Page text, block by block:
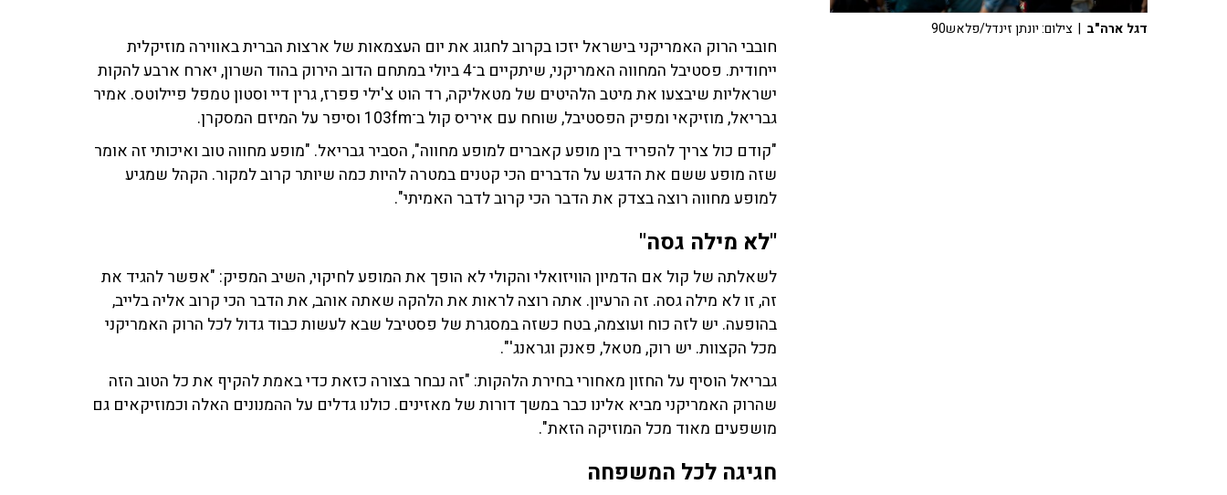
חובבי הרוק האמריקני בישראל יזכו בקרוב לחגוג את יום העצמאות של ארצות הברית באווירה מוזיקלית
ייחודית. פסטיבל המחווה האמריקני, שיתקיים ב־4 ביולי במתחם הדוב הירוק בהוד השרון, יארח ארבע להקות
ישראליות שיבצעו את מיטב הלהיטים של מטאליקה, רד הוט צ'ילי פפרז, גרין דיי וסטון טמפל פיילוטס. אמיר
גבריאל, מוזיקאי ומפיק הפסטיבל, שוחח עם איריס קול ב־103fm וסיפר על המיזם המסקרן.
"קודם כול צריך להפריד בין מופע קאברים למופע מחווה", הסביר גבריאל. "מופע מחווה טוב ואיכותי זה אומר
שזה מופע ששם את הדגש על הדברים הכי קטנים במטרה להיות כמה שיותר קרוב למקור. הקהל שמגיע
למופע מחווה רוצה בצדק את הדבר הכי קרוב לדבר האמיתי".
"לא מילה גסה"
לשאלתה של קול אם הדמיון הוויזואלי והקולי לא הופך את המופע לחיקוי, השיב המפיק: "אפשר להגיד את
זה, זו לא מילה גסה. זה הרעיון. אתה רוצה לראות את הלהקה שאתה אוהב, את הדבר הכי קרוב אליה בלייב,
בהופעה. יש לזה כוח ועוצמה, בטח כשזה במסגרת של פסטיבל שבא לעשות כבוד גדול לכל הרוק האמריקני
מכל הקצוות. יש רוק, מטאל, פאנק וגראנג'".
גבריאל הוסיף על החזון מאחורי בחירת הלהקות: "זה נבחר בצורה כזאת כדי באמת להקיף את כל הטוב הזה
שהרוק האמריקני מביא אלינו כבר במשך דורות של מאזינים. כולנו גדלים על ההמנונים האלה וכמוזיקאים גם
מושפעים מאוד מכל המוזיקה הזאת".
חגיגה לכל המשפחה
דגל ארה"ב | צילום: יונתן זינדל/פלאש90